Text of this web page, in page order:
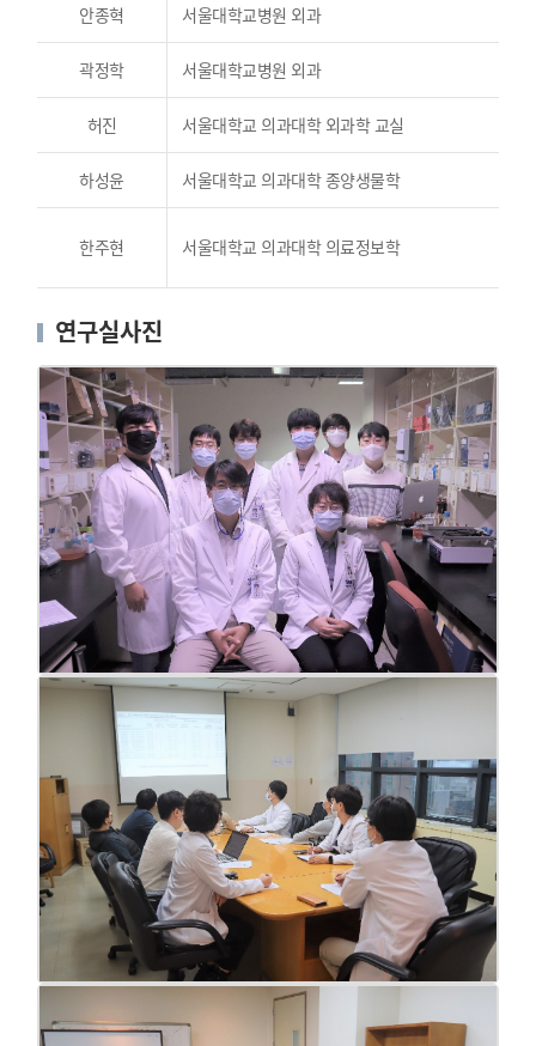
안종혁 서울대학교병원 외과
곽정학 서울대학교병원 외과
허진 서울대학교 의과대학 외과학 교실
하성윤 서울대학교 의과대학 종양생물학
한주현 서울대학교 의과대학 의료정보학
연구실사진